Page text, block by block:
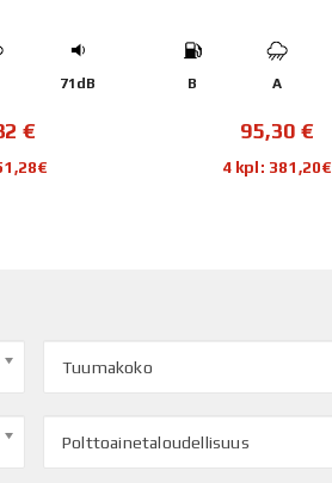
71dB
€
B A
95,30 €
4 kpl: 381,20€
Tuumakoko
Polttoainetaloudellisuus